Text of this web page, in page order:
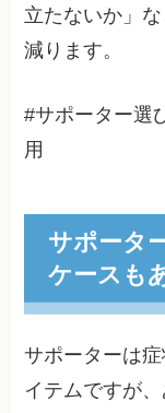
立たないか」
減ります。
#サポーター選
用
サポータ
ケースも
サポーターは
イテムですが